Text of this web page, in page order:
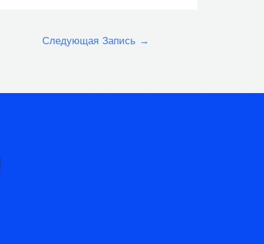
Следующая Запись →